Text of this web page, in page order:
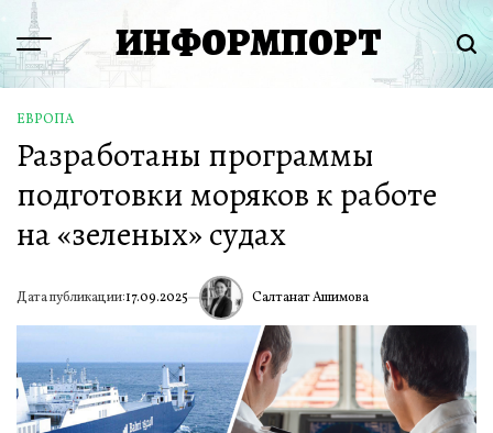
Перейти
содержимому
Menu ИНФОРМПОРТ
ОПУБЛИКОВАНО
В
ЕВРОПА
Разработаны программы
подготовки моряков к работе
на «зеленых» судах
Дата публикации:17.09.2025 ИА Салтанат Ашимова